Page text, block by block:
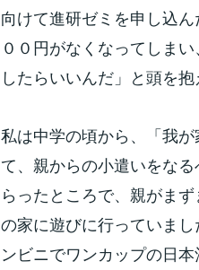
向けて進研ゼミを申し込
００円がなくなってしま
したらいいんだ」と頭を
私は中学の頃から、「我
て、親からの小遣いをな
らったところで、親がま
の家に遊びに行っていま
ンビニでワンカップの日